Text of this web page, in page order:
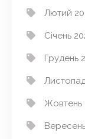
Лютий
Січень
Грудень
Жовтень